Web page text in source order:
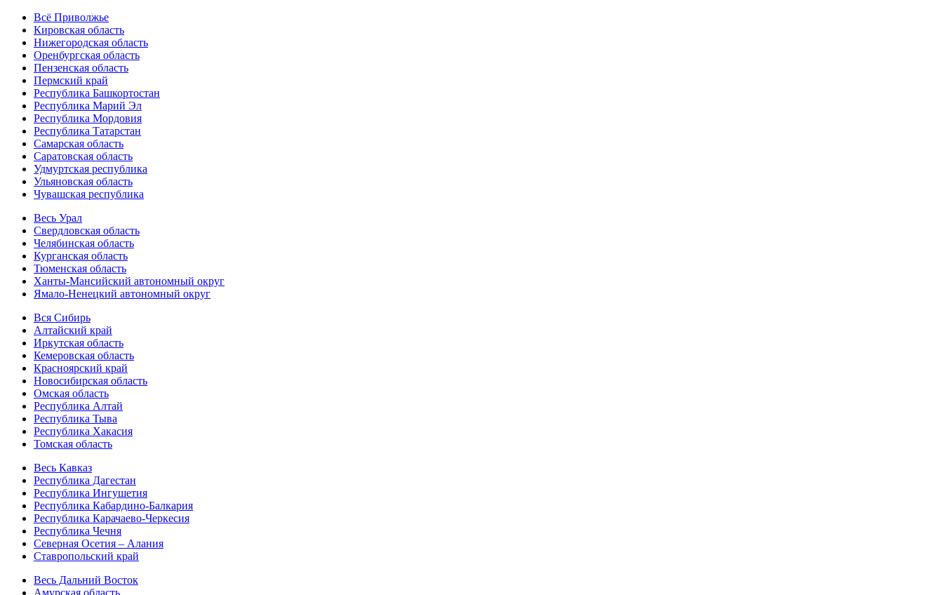
Всё Приволжье
Кировская область
Нижегородская область
Оренбургская область
Пензенская область
Пермский край
Республика Башкортостан
Республика Марий Эл
Республика Мордовия
Республика Татарстан
Самарская область
Саратовская область
Удмуртская республика
Ульяновская область
Чувашская республика
Весь Урал
Свердловская область
Челябинская область
Курганская область
Тюменская область
Ханты-Мансийский автономный округ
Ямало-Ненецкий автономный округ
Вся Сибирь
Алтайский край
Иркутская область
Кемеровская область
Красноярский край
Новосибирская область
Омская область
Республика Алтай
Республика Тыва
Республика Хакасия
Томская область
Весь Кавказ
Республика Дагестан
Республика Ингушетия
Республика Кабардино-Балкария
Республика Карачаево-Черкесия
Республика Чечня
Северная Осетия – Алания
Ставропольский край
Весь Дальний Восток
Амурская область